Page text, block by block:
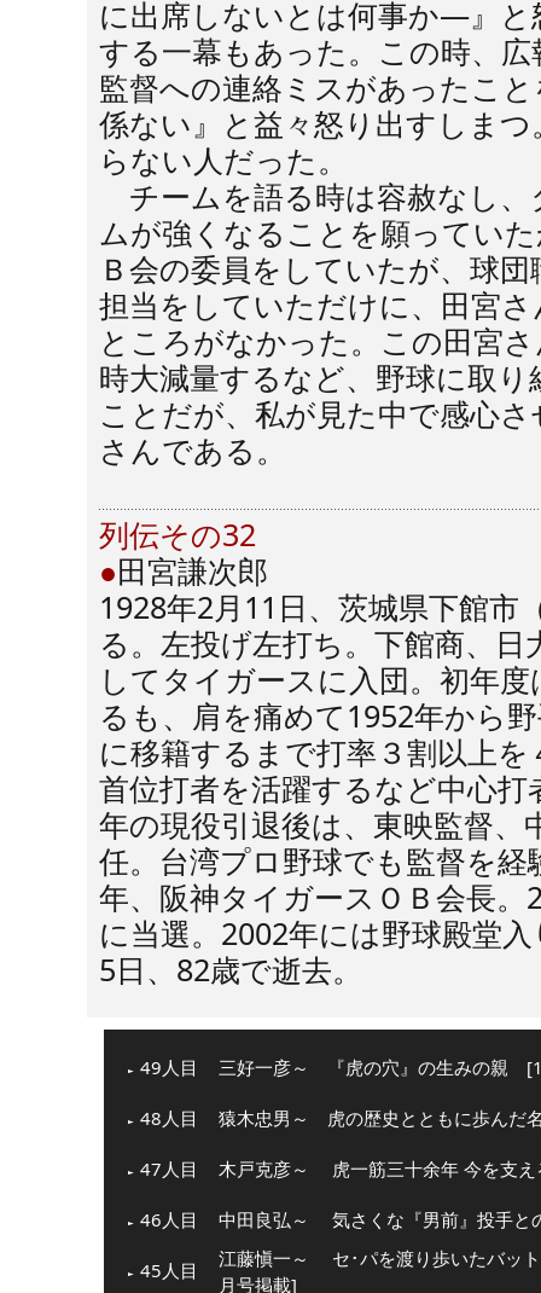
に出席しないとは何事か―』と
する一幕もあった。この時、
監督への連絡ミスがあったこ
係ない』と益々怒り出すしま
らない人だった。
チームを語る時は容赦なし
ムが強くなることを願ってい
Ｂ会の委員をしていたが、球
担当をしていただけに、田宮
ところがなかった。この田宮
時大減量するなど、野球に取
ことだが、私が見た中で感心
さんである。
列伝その32
●田宮謙次郎
1928年2月11日、茨城県下館市
る。左投げ左打ち。下館商、
してタイガースに入団。初年
るも、肩を痛めて1952年から
に移籍するまで打率３割以上
首位打者を活躍するなど中心
年の現役引退後は、東映監督
任。台湾プロ野球でも監督を
年、阪神タイガースＯＢ会長。
に当選。2002年には野球殿堂
5日、82歳で逝去。
49人目 三好一彦～ 『虎の穴』の生みの親
48人目 猿木忠男～ 虎の歴史とともに歩んだ
47人目 木戸克彦～ 虎一筋三十余年 今を支
46人目 中田良弘～ 気さくな『男前』投手
45人目
江藤愼一～ セ･パを渡り歩いたバッ
月号掲載]